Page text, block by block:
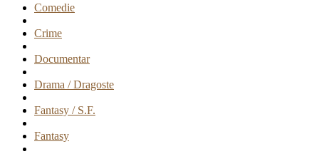
Comedie
Crime
Documentar
Drama / Dragoste
Fantasy / S.F.
Fantasy